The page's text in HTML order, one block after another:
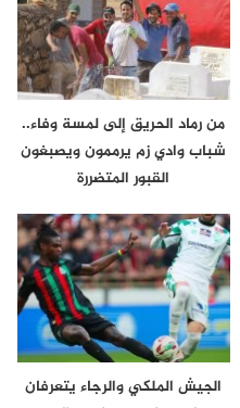
من رماد الحريق إلى لمسة وفاء..
شباب وادي زم يرممون ويصبغون
القبور المتضررة
الجيش الملكي والرجاء يتعرفان